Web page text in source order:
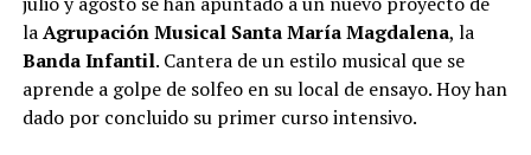
laAgrupación Musical Santa María Magdalena, la
Banda Infantil. Cantera de un estilo musical que se
aprende a golpe de solfeo en su local de ensayo. Hoy han
dado por concluido su primer curso intensivo.